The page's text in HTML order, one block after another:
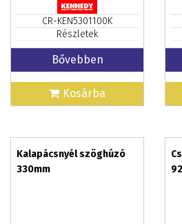
CR-KEN5301100K
Részletek
Bővebben
Kosárba
Kalapácsnyél szöghúzó
330mm